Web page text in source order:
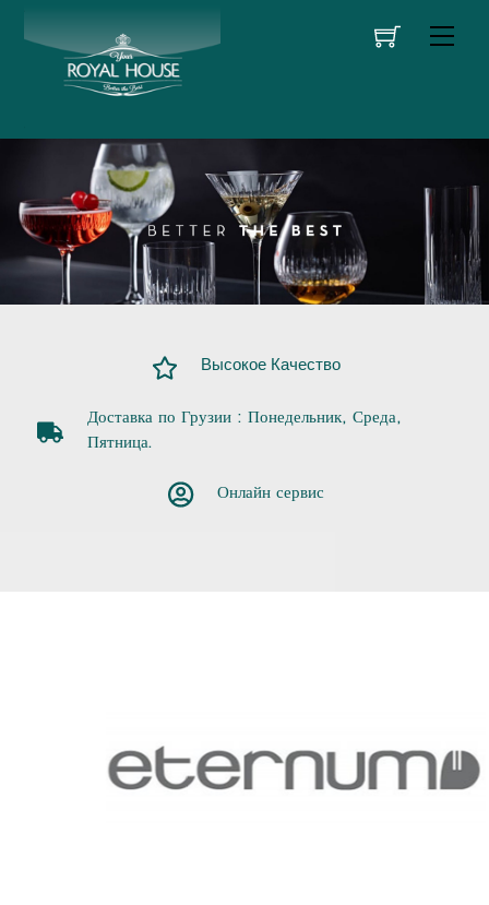
Высокое Качество
Доставка по Грузии : Понедельник, Среда,
Пятница.
Онлайн сервис